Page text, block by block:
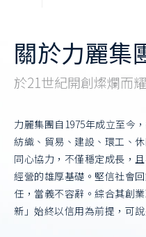
關於力麗集
於21世紀開創燦爛而
力麗集團自1975年成立至今
紡織、貿易、建設、環工、
同心協力，不僅穩定成長，
經營的雄厚基礎。堅信社會
任，當義不容辭。綜合其創
新」始終以信用為前提，可